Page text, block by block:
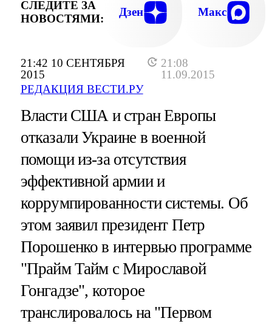
21:42 10 СЕНТЯБРЯ
2015
21:08
11.09.2015
РЕДАКЦИЯ ВЕСТИ.РУ
СЛЕДИТЕ ЗА
НОВОСТЯМИ:
Дзен Макс
Власти США и стран Европы
отказали Украине в военной
помощи из-за отсутствия
эффективной армии и
коррумпированности системы. Об
этом заявил президент Петр
Порошенко в интервью программе
"Прайм Тайм с Мирославой
Гонгадзе", которое
транслировалось на "Первом